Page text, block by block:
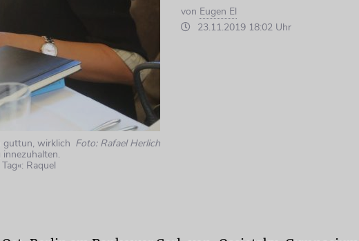
guttun, wirklich
innezuhalten.
Raquel
Foto: Rafael Herlich
von Eugen El
23.11.2019 18:02 Uhr